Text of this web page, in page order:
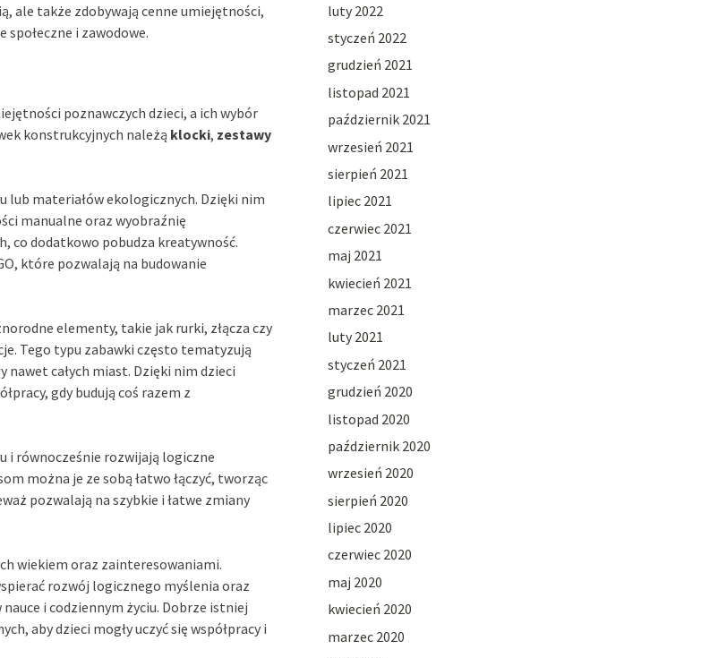
ale także zdobywają cenne umiejętności,
społeczne i zawodowe.
poznawczych dzieci, a ich wybór
konstrukcyjnych należą klocki, zestawy
lub materiałów ekologicznych. Dzięki nim
manualne oraz wyobraźnię
co dodatkowo pobudza kreatywność.
które pozwalają na budowanie
elementy, takie jak rurki, złącza czy
Tego typu zabawki często tematyzują
nawet całych miast. Dzięki nim dzieci
gdy budują coś razem z
i równocześnie rozwijają logiczne
można je ze sobą łatwo łączyć, tworząc
pozwalają na szybkie i łatwe zmiany
wiekiem oraz zainteresowaniami.
rozwój logicznego myślenia oraz
i codziennym życiu. Dobrze istniej
aby dzieci mogły uczyć się współpracy i
luty 2022
styczeń 2022
grudzień 2021
listopad 2021
październik 2021
wrzesień 2021
sierpień 2021
lipiec 2021
czerwiec 2021
maj 2021
kwiecień 2021
marzec 2021
luty 2021
styczeń 2021
grudzień 2020
listopad 2020
październik 2020
wrzesień 2020
sierpień 2020
lipiec 2020
czerwiec 2020
maj 2020
kwiecień 2020
marzec 2020